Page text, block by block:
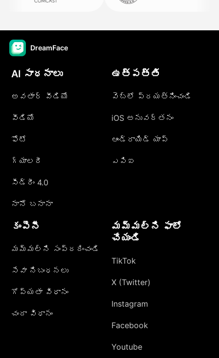
DreamFace
AI సాధనాలు
అవతార్ వీడియో
వీడియో
ఫోటో
గ్యాలరీ
సీడ్రీం 4.0
నానో బనానా
ఉత్పత్తి
వెబ్లో ప్రయత్నించండి
iOS అనువర్తనం
ఆండ్రాయిడ్ యాప్
ఎపిఐ
కంపెనీ
మమ్మల్ని సంప్రదించండి
సేవా నిబంధనలు
గోప్యతా విధానం
చందా విధానం
మమ్మల్ని ఫాలో
చేయండి
TikTok
X (Twitter)
Instagram
Facebook
Youtube